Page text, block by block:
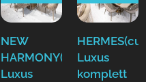
NEW
HARMONY(cur)
Luxus
Luxus
komplett